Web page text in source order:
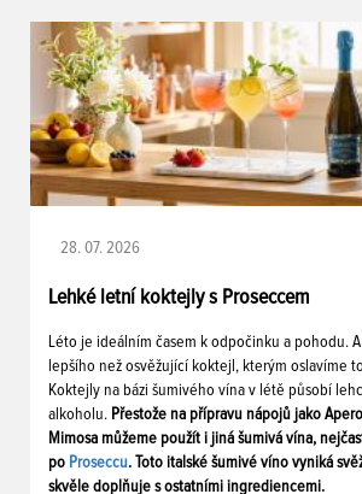
28. 07. 2026
Lehké letní koktejly s Proseccem
Léto je ideálním časem k odpočinku a pohodu.
lepšího než osvěžující koktejl, kterým oslavíme
Koktejly na bázi šumivého vína v létě působí
alkoholu. Přestože na přípravu nápojů jako
Mimosa můžeme použít i jiná šumivá vína,
po Proseccu. Toto italské šumivé víno vyniká
skvěle doplňuje s ostatními ingrediencemi.